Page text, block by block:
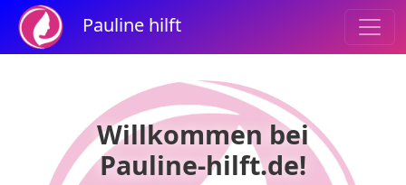
Pauline hilft
Willkommen bei
Pauline-hilft.de!